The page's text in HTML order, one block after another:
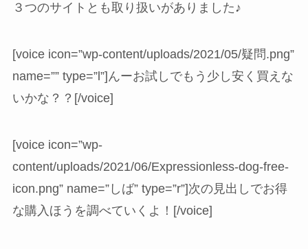
３つのサイトとも取り扱いがありました♪
[voice icon=”wp-content/uploads/2021/05/疑問.png”
name=”” type=”l”]んーお試しでもう少し安く買えな
いかな？？[/voice]
[voice icon=”wp-
content/uploads/2021/06/Expressionless-dog-free-
icon.png” name=”しば” type=”r”]次の見出しでお得
な購入ほうを調べていくよ！[/voice]